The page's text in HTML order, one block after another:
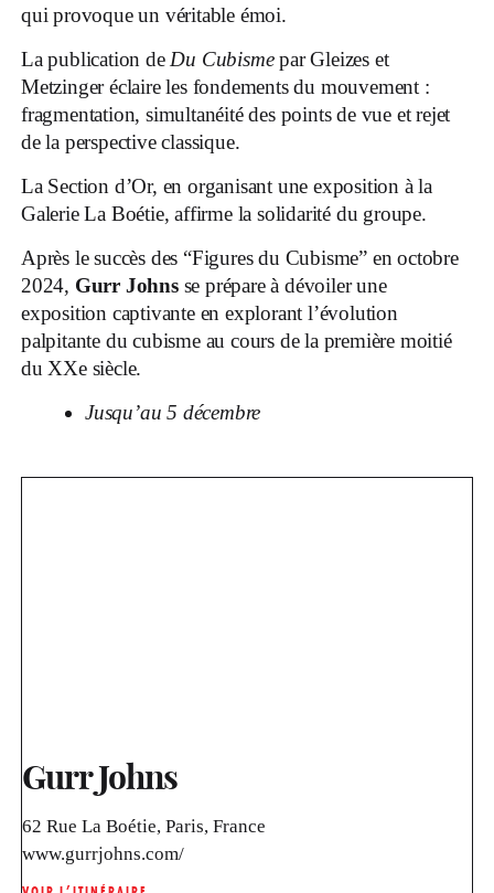
qui provoque un véritable émoi.
La publication de Du Cubismepar Gleizes et
Metzinger éclaire les fondements du mouvement :
fragmentation, simultanéité des points de vue et rejet
de la perspective classique.
La Section d’Or, en organisant une exposition à la
Galerie La Boétie, affirme la solidarité du groupe.
Après le succès des “Figures du Cubisme” en octobre
2024, Gurr Johnsse prépare à dévoiler une
exposition captivante en explorant l’évolution
palpitante du cubisme au cours de la première moitié
du XXe siècle.
Jusqu’au 5 décembre
Gurr Johns
62 Rue La Boétie, Paris, France
www.gurrjohns.com/